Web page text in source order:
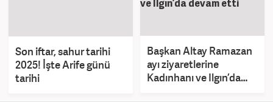
Son iftar, sahur tarihi
2025! İşte Arife günü
tarihi
Başkan Altay Ramazan
ayı ziyaretlerine
Kadınhanı ve Ilgın’da